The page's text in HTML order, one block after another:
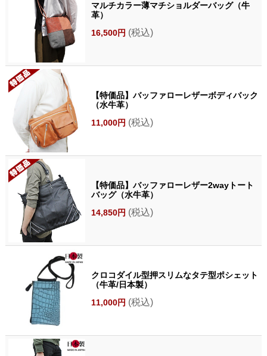
マルチカラー薄マチショルダーバッグ（牛
革）
16,500円 (税込)
【特価品】バッファローレザーボディバック
（水牛革）
11,000円 (税込)
【特価品】バッファローレザー2wayトート
バッグ（水牛革）
14,850円 (税込)
クロコダイル型押スリムなタテ型ポシェット
（牛革/日本製）
11,000円 (税込)